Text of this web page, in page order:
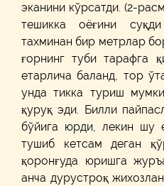
эканини кўрсатди. (2-
тешикка оёғини
тахминан бир метрлар
ғорнинг туби тарафга
етарлича баланд, тор
унда тикка туриш
қуруқ эди. Билли
бўйига юрди, лекин шу
тушиб кетсам деган
қоронғуда юришга
анча дурустроқ